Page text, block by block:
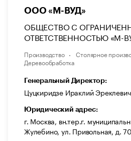
ООО «М-ВУД»
ОБЩЕСТВО С
ОТВЕТСТВЕННОСТЬЮ «М-
Производство
Столярное
Деревообработка
Генеральный Директор:
Цуцкиридзе Ираклий Эреклевич
Юридический адрес:
г. Москва, вн.тер.г.
Жулебино, ул. Привольная, д.